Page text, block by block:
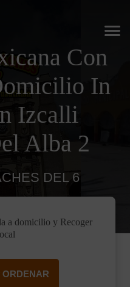
Con
In
Izcalli
Alba 2
DEL 6
a domicilio y Recoger
ORDENAR